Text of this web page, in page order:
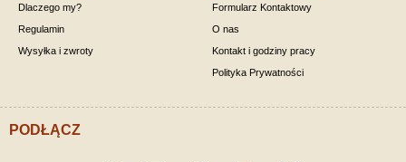
Dlaczego my?
Regulamin
Wysyłka i zwroty
Formularz Kontaktowy
O nas
Kontakt i godziny pracy
Polityka Prywatności
PODŁĄCZ